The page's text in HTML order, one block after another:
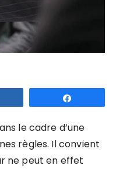
le cadre d’une
règles. Il convient
ne peut en effet